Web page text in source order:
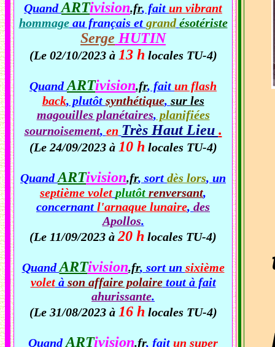
QuandARTivision.fr, fait un vibrant
hommageau français et grand ésotériste
Serge HUTIN
(Le 02/10/2023 à 13 h locales TU-4)
QuandARTivision.fr, fait un flash
back, plutôt synthétique, sur les
magouilles planétaires, planifiées
sournoisement, en Très Haut Lieu .
(Le 24/09/2023 à 10 h locales TU-4)
QuandARTivision.fr, sort dès lors, un
septième volet plutôt renversant,
concernant l'arnaque lunaire, des
Apollos.
(Le 11/09/2023 à 20 h locales TU-4)
QuandARTivision.fr, sort un sixième
voletà son affaire polairetout à fait
ahurissante.
(Le 31/08/2023 à 16 h locales TU-4)
QuandARTivision.fr, fait un super